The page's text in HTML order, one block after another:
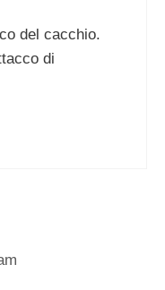
del cacchio.
di